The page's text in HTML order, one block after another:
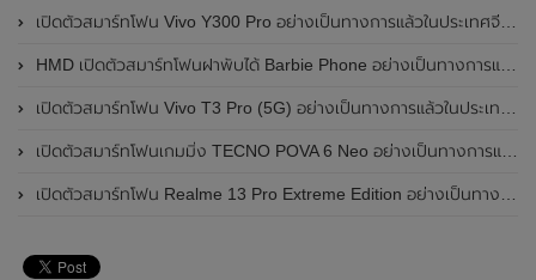
เปิดตัวสมาร์ทโฟน Vivo Y300 Pro อย่างเป็นทางการแล้วในประเทศจีน มาพร้อมดีไซน์พรีเมี่ยม ทนทาน และแบตเตอรี่สุดอึดขนาดใหญ่ 6,500mAh พร้อมรองรับการชาร์จไว 80W
HMD เปิดตัวสมาร์ทโฟนฝาพับได้ Barbie Phone อย่างเป็นทางการแล้ว มาพร้อมธีมสีชมพูสดใส
เปิดตัวสมาร์ทโฟน Vivo T3 Pro (5G) อย่างเป็นทางการแล้วในประเทศอินเดีย
เปิดตัวสมาร์ทโฟนเกมมิ่ง TECNO POVA 6 Neo อย่างเป็นทางการแล้วในประเทศไทย ในราคา 8,499 บาท
เปิดตัวสมาร์ทโฟน Realme 13 Pro Extreme Edition อย่างเป็นทางการแล้วในประเทศจีน